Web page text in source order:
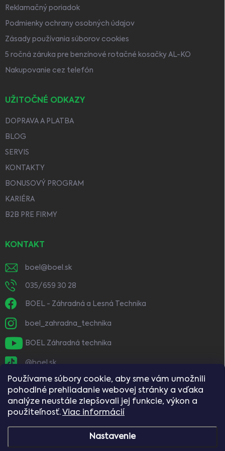
Používame súbory cookie, aby sme vám umožnili
pohodlné prehliadanie webovej stránky a vďaka
analýze neustále zlepšovali jej funkcie, výkon a
použiteľnosť. Viac informácií
Nastavenie
Reklamačný poriadok
Podmienky ochrany osobných údajov
Zásady používania súborov cookies
5 ročná záruka pre benzínové rotačné kosačky AL-KO
Nakupovanie cez telefón
UŽITOČNÉ ODKAZY
DOPRAVA A PLATBA
BLOG
SERVIS
KONTAKTY
BONUSOVÝ PROGRAM
KARIÉRA
B2B PRE FIRMY
KONTAKT
boel @ boel.sk
035/659 30 28
BOEL - Záhradná a Lesná Technika
boel_zahradna_technika
BOEL Záhradná technika
@boel.sk